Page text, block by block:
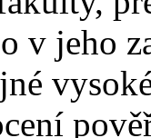
v jeho